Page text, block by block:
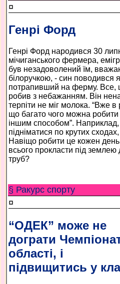
¤
Генрі Форд
Генрі Форд народився 30
мічиганського фермера,
був незадоволений їм,
білоручкою, - син поводився
потрапивший на ферму. Все,
робив з небажанням. Він
терпіти не міг молока. “Вже
що багато чого можна
іншим способом”.
підніматися по крутих
Навіщо робити це кожен
всього прокласти під
труб?
§ Ракурс спорту
¤
“ОДЕК” може не
дограти
області, і
підвищитись у